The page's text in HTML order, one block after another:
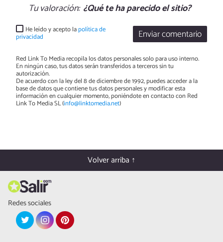
Tu valoración: ¿Qué te ha parecido el sitio?
Enviar comentario
He leído y acepto lapolítica de
privacidad
Red Link To Media recopila los datos personales solo para uso interno.
En ningún caso, tus datos serán transferidos a terceros sin tu
autorización.
De acuerdo con la ley del 8 de diciembre de 1992, puedes acceder a la
base de datos que contiene tus datos personales y modificar esta
información en cualquier momento, poniéndote en contacto con Red
Link To Media SL (info@linktomedia.net)
Volver arriba ↑
Redes sociales